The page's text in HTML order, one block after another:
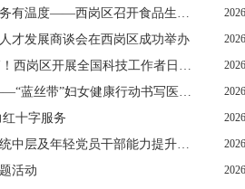
精准监管有力度，暖心服务有温度——西岗区召开食品生产企业培训工作会
才发展商谈会在西岗区成功举办
奋进“十五五” 科技谱新篇！西岗区开展全国科技工作者日系列活动
锦旗映初心 健康助营商——“蓝丝带”妇女健康行动书写医企共建新篇章
十字服务
西岗区卫健局举办卫健系统中层及年轻党员干部能力提升培训班
活动